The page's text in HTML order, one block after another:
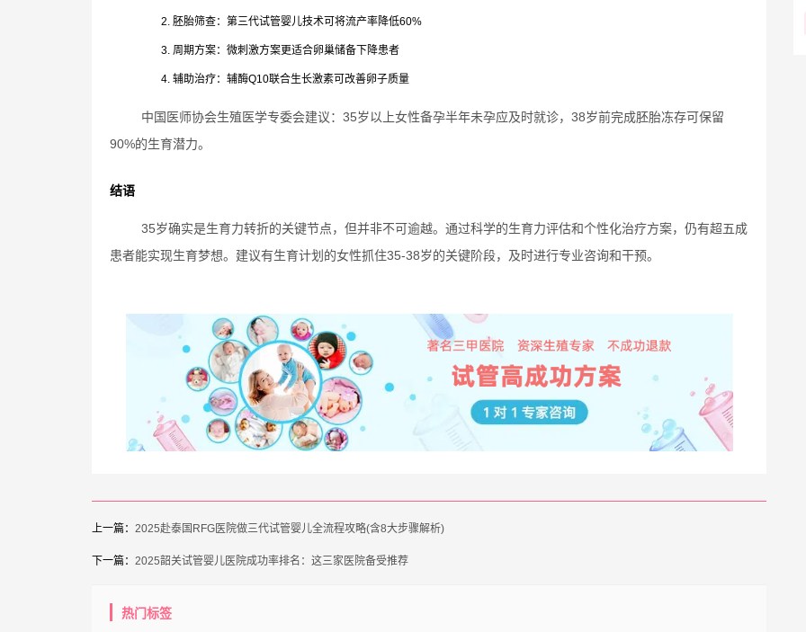
胚胎筛查：第三代试管婴儿技术可将流产率降低60%
周期方案：微刺激方案更适合卵巢储备下降患者
辅助治疗：辅酶Q10联合生长激素可改善卵子质量
中国医师协会生殖医学专委会建议：35岁以上女性备孕半年未孕应及时就诊，38岁前完成胚胎冻存可保留
90%的生育潜力。
结语
35岁确实是生育力转折的关键节点，但并非不可逾越。通过科学的生育力评估和个性化治疗方案，仍有超五成
患者能实现生育梦想。建议有生育计划的女性抓住35-38岁的关键阶段，及时进行专业咨询和干预。
上一篇： 2025赴泰国RFG医院做三代试管婴儿全流程攻略(含8大步骤解析)
下一篇： 2025韶关试管婴儿医院成功率排名：这三家医院备受推荐
热门标签